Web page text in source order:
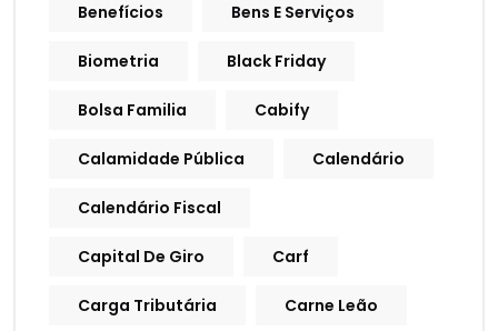
Benefícios Bens E Serviços
Biometria Black Friday
Bolsa Familia Cabify
Calamidade Pública Calendário
Calendário Fiscal
Capital De Giro Carf
Carga Tributária Carne Leão